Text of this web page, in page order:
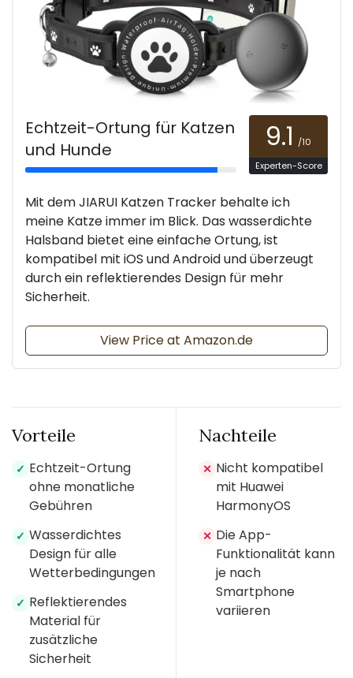
Echtzeit-Ortung für Katzen
und Hunde
9.1 /10
Experten-Score
Mit dem JIARUI Katzen Tracker behalte ich
meine Katze immer im Blick. Das wasserdichte
Halsband bietet eine einfache Ortung, ist
kompatibel mit iOS und Android und überzeugt
durch ein reflektierendes Design für mehr
Sicherheit.
View Price at Amazon.de
Vorteile
✓ Echtzeit-Ortung
ohne monatliche
Gebühren
✓ Wasserdichtes
Design für alle
Wetterbedingungen
✓ Reflektierendes
Material für
zusätzliche
Sicherheit
Nachteile
✕ Nicht kompatibel
mit Huawei
HarmonyOS
✕ Die App-
Funktionalität kann
je nach
Smartphone
variieren